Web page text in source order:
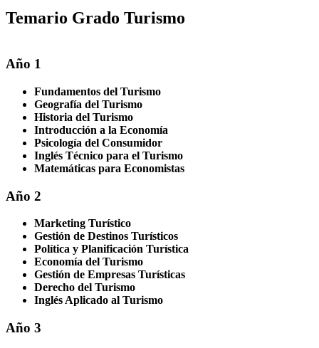
Temario Grado Turismo
Año 1
Fundamentos del Turismo
Geografía del Turismo
Historia del Turismo
Introducción a la Economía
Psicología del Consumidor
Inglés Técnico para el Turismo
Matemáticas para Economistas
Año 2
Marketing Turístico
Gestión de Destinos Turísticos
Política y Planificación Turística
Economía del Turismo
Gestión de Empresas Turísticas
Derecho del Turismo
Inglés Aplicado al Turismo
Año 3